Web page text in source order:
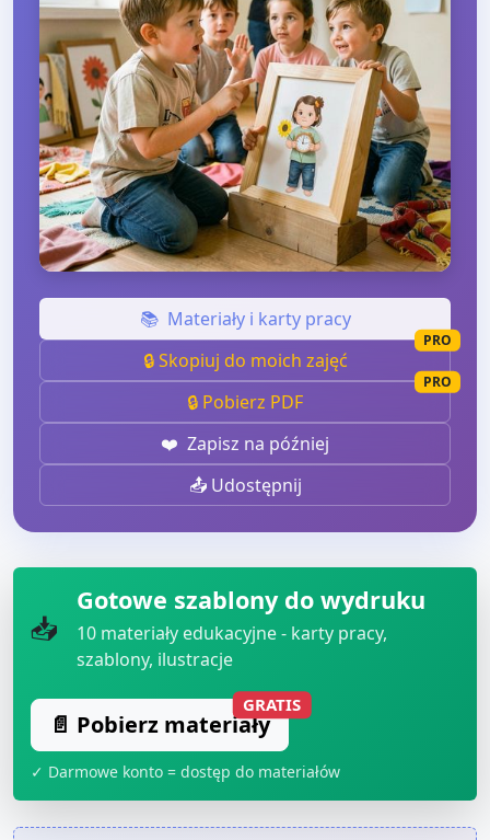
📚 Materiały i karty pracy
🔒 Skopiuj do moich zajęć
PRO
🔒 Pobierz PDF
PRO
❤️ Zapisz na później
📤 Udostępnij
📥
Gotowe szablony do wydruku
10 materiały edukacyjne - karty pracy,
szablony, ilustracje
📄 Pobierz materiały
GRATIS
✓ Darmowe konto = dostęp do materiałów